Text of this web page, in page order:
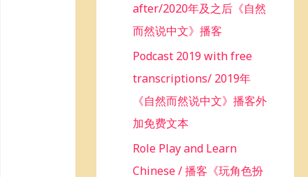
after/2020年及之后《自然
而然说中文》播客
Podcast 2019 with free
transcriptions/ 2019年
《自然而然说中文》播客外
加免费文本
Role Play and Learn
Chinese / 播客《玩角色扮